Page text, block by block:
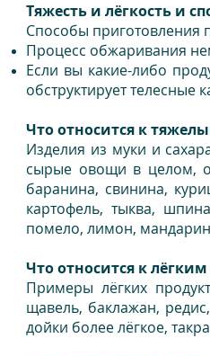
Тяжесть и лёгкость и
Способы приготовления
Процесс обжаривания
Если вы какие-либо
обструктирует телесные
Что относится к
Изделия из муки и
сырые овощи в целом,
баранина, свинина,
картофель, тыква,
помело, лимон,
Что относится к
Примеры лёгких
щавель, баклажан,
дойки более лёгкое,